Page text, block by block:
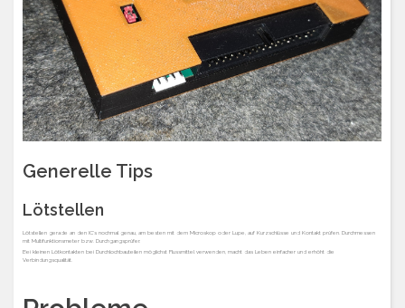
Generelle Tips
Lötstellen
Lötstellen gerade an den IC’s nochmal genau, am besten mit dem Microskop oder Lupe, auf Kurzschlüsse und Kontakt prüfen. Durchmessen
mit Multifunktionsmeter bzw. Durchgangsprüfer.
Bei kleinen Lötkontakten bei Durchlochbauteilen möglichst Flussmittel verwenden, macht das Leben einfacher und erhöht die
Verbindungsqualität.